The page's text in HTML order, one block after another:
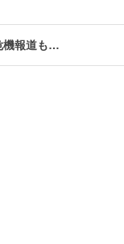
機報道も…